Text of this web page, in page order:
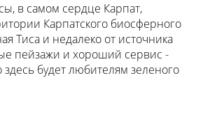
в самом сердце Карпат,
Карпатского биосферного
Тиса и недалеко от источника
пейзажи и хороший сервис -
будет любителям зеленого